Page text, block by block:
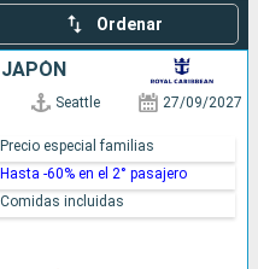
Ordenar
Seattle 27/09/2027
Precio especial familias
Hasta -60% en el 2° pasajero
Comidas incluidas